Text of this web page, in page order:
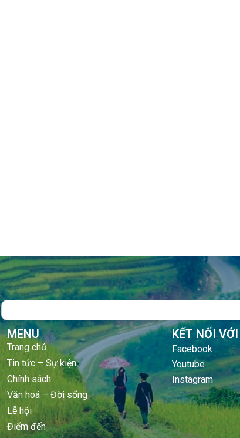
Search
MENU
Trang chủ
Tin tức – Sự kiện
Chính sách
Văn hoá – Đời sống
Lễ hội
Điểm đến
KẾT NỐI
Facebook
Youtube
Instagram